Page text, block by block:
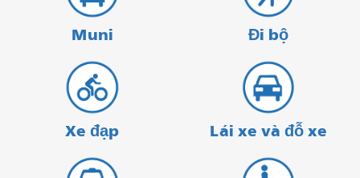
Muni Đi bộ
Xe đạp Lái xe và đỗ xe